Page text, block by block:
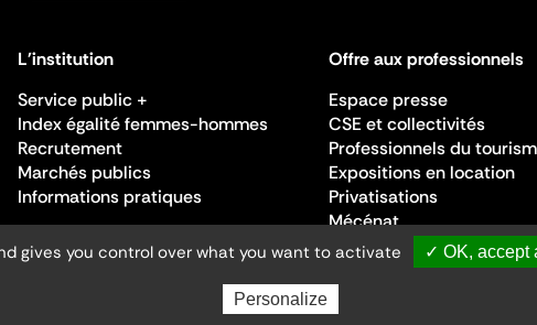
L'institution
Service public +
Index égalité femmes-hommes
Recrutement
Marchés publics
Informations pratiques
Offre aux professionnels
Espace presse
CSE et collectivités
Professionnels du
Expositions en location
Privatisations
Mécénat
gives you control over what you want to activate ✓ OK, accept
Personalize